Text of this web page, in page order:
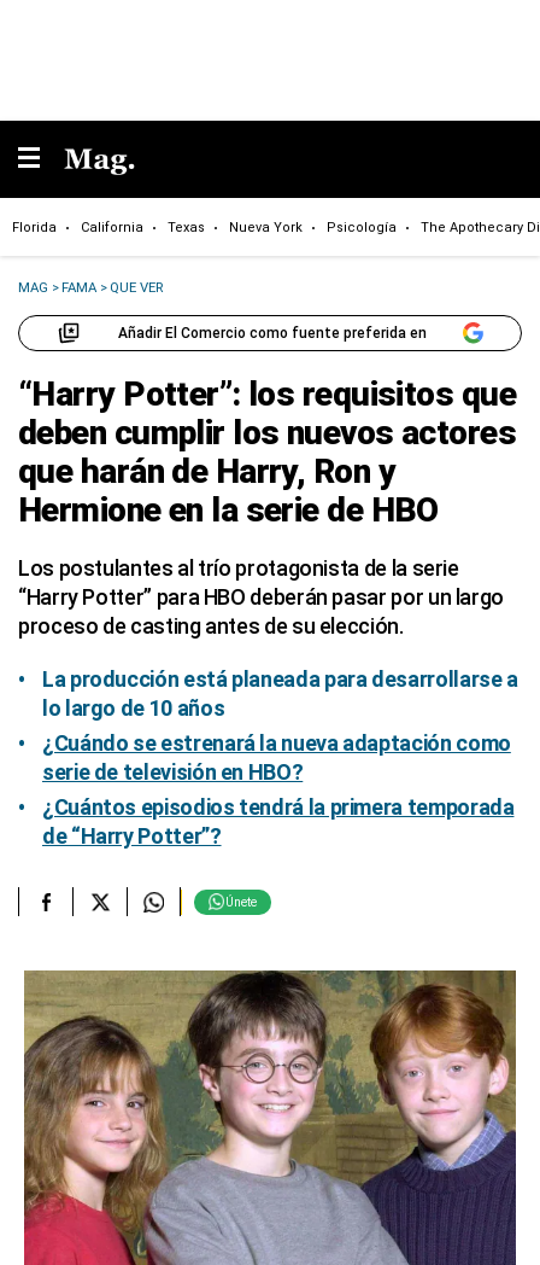
Florida California Texas Nueva York Psicología The Apothecary
MAG >FAMA > QUE VER
Añadir El Comercio como fuente preferida en
“Harry Potter”: los requisitos que
deben cumplir los nuevos actores
que harán de Harry, Ron y
Hermione en la serie de HBO
Los postulantes al trío protagonista de la serie
“Harry Potter” para HBO deberán pasar por un largo
proceso de casting antes de su elección.
La producción está planeada para desarrollarse a
lo largo de 10 años
¿Cuándo se estrenará la nueva adaptación como
serie de televisión en HBO?
¿Cuántos episodios tendrá la primera temporada
de “Harry Potter”?
Únete